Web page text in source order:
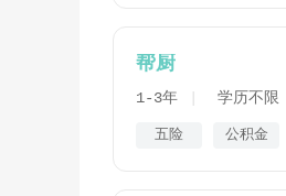
帮厨
1-3年 学历不限
五险 公积金